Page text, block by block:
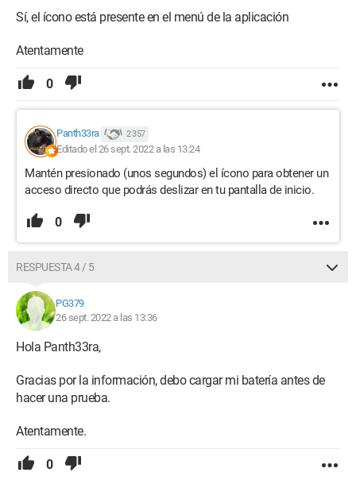
Sí, el ícono está presente en el menú de la aplicación
Atentamente
0
Panth33ra 2 357
Editado el 26 sept. 2022 a las 13:24
Mantén presionado (unos segundos) el ícono para obtener un
acceso directo que podrás deslizar en tu pantalla de inicio.
0
RESPUESTA 4 / 5
PG379
26 sept. 2022 a las 13:36
Hola Panth33ra,
Gracias por la información, debo cargar mi batería antes de
hacer una prueba.
Atentamente.
0